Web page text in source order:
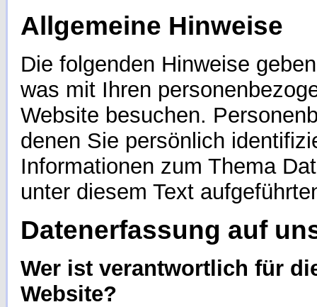
Allgemeine Hinweise
Die folgenden Hinweise
was mit Ihren
Website besuchen.
denen Sie persönlich
Informationen zum Thema
unter diesem Text
Datenerfassung auf
Wer ist verantwortlich für
Website?